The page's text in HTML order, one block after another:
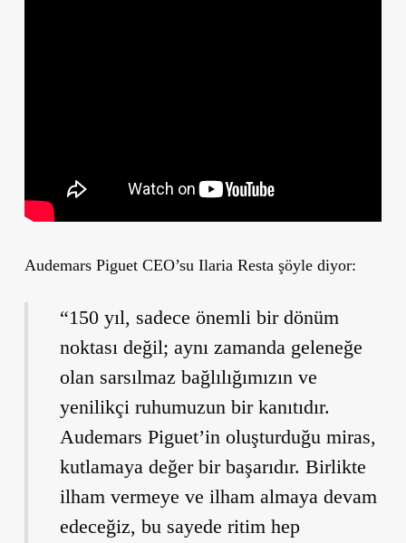
Audemars Piguet CEO’su Ilaria Resta şöyle diyor:
“150 yıl, sadece önemli bir dönüm
noktası değil; aynı zamanda geleneğe
olan sarsılmaz bağlılığımızın ve
yenilikçi ruhumuzun bir kanıtıdır.
Audemars Piguet’in oluşturduğu miras,
kutlamaya değer bir başarıdır. Birlikte
ilham vermeye ve ilham almaya devam
edeceğiz, bu sayede ritim hep